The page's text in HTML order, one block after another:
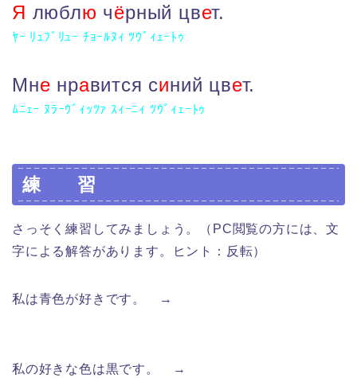
Я люблю чёрный цвет.
ﾔｰ ﾘｭﾌﾞﾘｭｰ ﾁｮｰﾙﾇｨ ﾂｳﾞｨｪｰﾄｩ
Мне нравится синий цвет.
ﾑﾆｪｰ ﾇﾗｰｳﾞｨｯﾂｧ ｽｨｰﾆｨ ﾂｳﾞｨｪｰﾄｩ
練 習
さっそく練習してみましょう。（PC閲覧の方には、文
字による解答があります。ヒント：反転）
私は青色が好きです。 →
私の好きな色は黒です。 →